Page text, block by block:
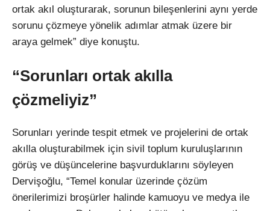
ortak akıl oluşturarak, sorunun bileşenlerini aynı yerde
sorunu çözmeye yönelik adımlar atmak üzere bir
araya gelmek” diye konuştu.
“Sorunları ortak akılla
çözmeliyiz”
Sorunları yerinde tespit etmek ve projelerini de ortak
akılla oluşturabilmek için sivil toplum kuruluşlarının
görüş ve düşüncelerine başvurduklarını söyleyen
Dervişoğlu, “Temel konular üzerinde çözüm
önerilerimizi broşürler halinde kamuoyu ve medya ile